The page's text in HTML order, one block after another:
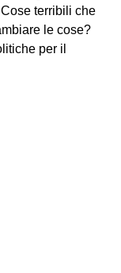
terribili che
le cose?
per il